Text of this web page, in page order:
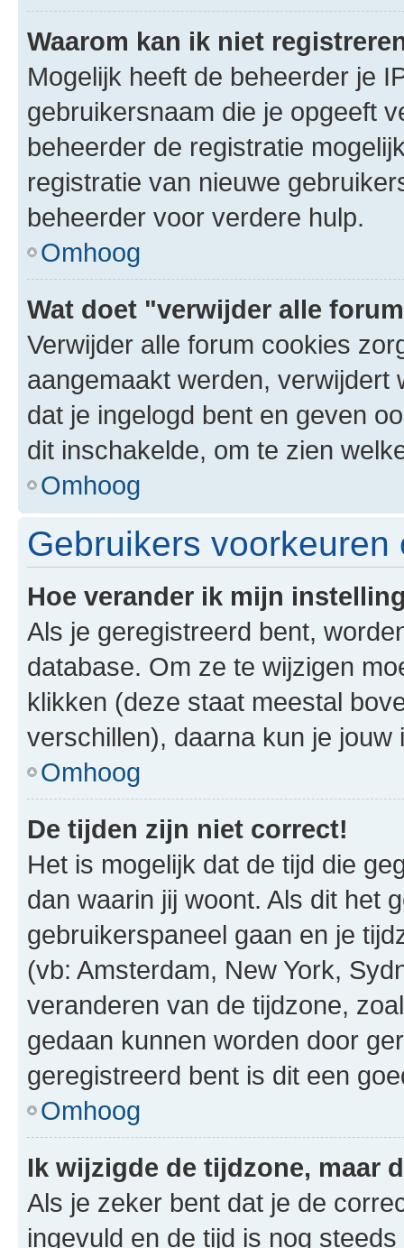
Waarom kan ik niet
Mogelijk heeft de beheerder je
gebruikersnaam die je opgeeft
beheerder de registratie
registratie van nieuwe
beheerder voor verdere hulp.
Omhoog
Wat doet "verwijder alle
Verwijder alle forum cookies
aangemaakt werden,
dat je ingelogd bent en geven
dit inschakelde, om te zien
Omhoog
Gebruikers voorkeuren
Hoe verander ik mijn
Als je geregistreerd bent,
database. Om ze te wijzigen
klikken (deze staat meestal
verschillen), daarna kun je jouw
Omhoog
De tijden zijn niet correct!
Het is mogelijk dat de tijd die
dan waarin jij woont. Als dit het
gebruikerspaneel gaan en je
(vb: Amsterdam, New York,
veranderen van de tijdzone,
gedaan kunnen worden door
geregistreerd bent is dit een
Omhoog
Ik wijzigde de tijdzone, maar
Als je zeker bent dat je de
ingevuld en de tijd is nog